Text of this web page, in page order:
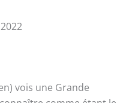
vois une Grande